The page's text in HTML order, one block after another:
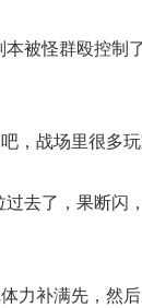
怪群殴控制了
战场里很多玩
了，果断闪，
补满先，然后